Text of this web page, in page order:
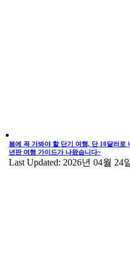
봄에 꼭 가봐야 할 단기 여행, 단 10달러로
년판 여행 가이드가 나왔습니다~
Last Updated: 2026년 04월 24